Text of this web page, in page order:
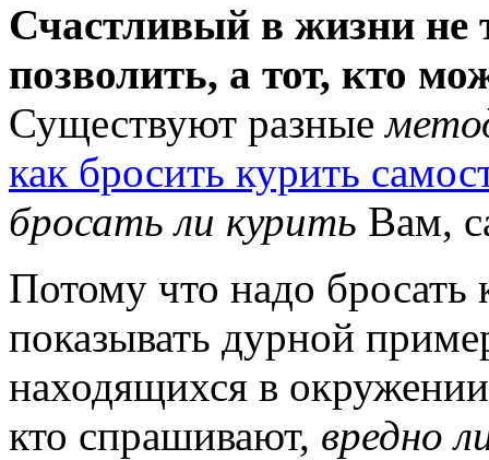
Счастливый в жизни не
позволить, а тот, кто
Существуют разные
как бросить курить
бросать ли курить Вам,
Потому что надо бросать
показывать дурной
находящихся в
кто спрашивают, вредно